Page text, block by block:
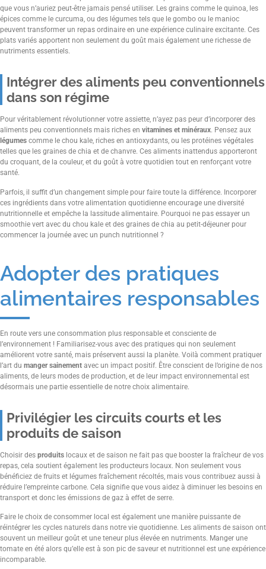
que vous n’auriez peut-être jamais pensé utiliser. Les grains comme le quinoa, les
épices comme le curcuma, ou des légumes tels que le gombo ou le manioc
peuvent transformer un repas ordinaire en une expérience culinaire excitante. Ces
plats variés apportent non seulement du goût mais également une richesse de
nutriments essentiels.
Intégrer des aliments peu conventionnels
dans son régime
Pour véritablement révolutionner votre assiette, n’ayez pas peur d’incorporer des
aliments peu conventionnels mais riches en vitamines et minéraux. Pensez aux
légumes comme le chou kale, riches en antioxydants, ou les protéines végétales
telles que les graines de chia et de chanvre. Ces aliments inattendus apporteront
du croquant, de la couleur, et du goût à votre quotidien tout en renforçant votre
santé.
Parfois, il suffit d’un changement simple pour faire toute la différence. Incorporer
ces ingrédients dans votre alimentation quotidienne encourage une diversité
nutritionnelle et empêche la lassitude alimentaire. Pourquoi ne pas essayer un
smoothie vert avec du chou kale et des graines de chia au petit-déjeuner pour
commencer la journée avec un punch nutritionnel ?
Adopter des pratiques
alimentaires responsables
En route vers une consommation plus responsable et consciente de
l’environnement ! Familiarisez-vous avec des pratiques qui non seulement
améliorent votre santé, mais préservent aussi la planète. Voilà comment pratiquer
l’art du manger sainement avec un impact positif. Être conscient de l’origine de nos
aliments, de leurs modes de production, et de leur impact environnemental est
désormais une partie essentielle de notre choix alimentaire.
Privilégier les circuits courts et les
produits de saison
Choisir des produits locaux et de saison ne fait pas que booster la fraîcheur de vos
repas, cela soutient également les producteurs locaux. Non seulement vous
bénéficiez de fruits et légumes fraîchement récoltés, mais vous contribuez aussi à
réduire l’empreinte carbone. Cela signifie que vous aidez à diminuer les besoins en
transport et donc les émissions de gaz à effet de serre.
Faire le choix de consommer local est également une manière puissante de
réintégrer les cycles naturels dans notre vie quotidienne. Les aliments de saison ont
souvent un meilleur goût et une teneur plus élevée en nutriments. Manger une
tomate en été alors qu’elle est à son pic de saveur et nutritionnel est une expérience
incomparable.